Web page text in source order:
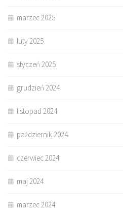
marzec 2025
luty 2025
styczeń 2025
grudzień 2024
listopad 2024
październik 2024
czerwiec 2024
maj 2024
marzec 2024